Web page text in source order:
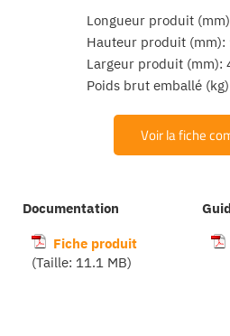
Longueur produit
Hauteur produit (mm):
Largeur produit (mm):
Poids brut emballé
Voir la fiche
Documentation
Fiche produit
(Taille: 11.1 MB)